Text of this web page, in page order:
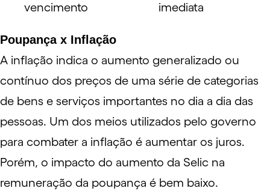
vencimento
imediata
Poupança x Inflação
A inflação indica o aumento generalizado ou
contínuo dos preços de uma série de categorias
de bens e serviços importantes no dia a dia das
pessoas. Um dos meios utilizados pelo governo
para combater a inflação é aumentar os juros.
Porém, o impacto do aumento da Selic na
remuneração da poupança é bem baixo.